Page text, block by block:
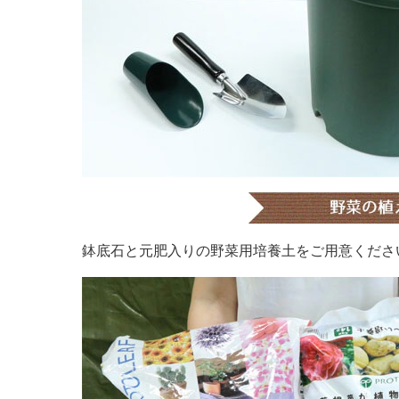
鉢底石と元肥入りの野菜用培養土をご用意くだ